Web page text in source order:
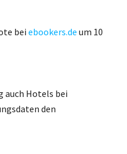
beiebookers.de um 10
auch Hotels bei
den